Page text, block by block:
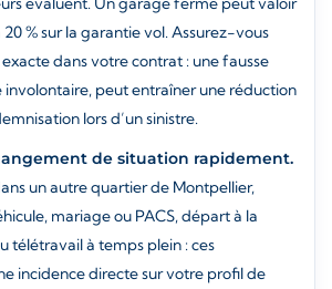
20 % sur la garantie vol. Assurez-vous
dans votre contrat : une fausse
peut entraîner une réduction
lors d’un sinistre.
de situation rapidement.
un autre quartier de Montpellier,
mariage ou PACS, départ à la
télétravail à temps plein : ces
incidence directe sur votre profil de